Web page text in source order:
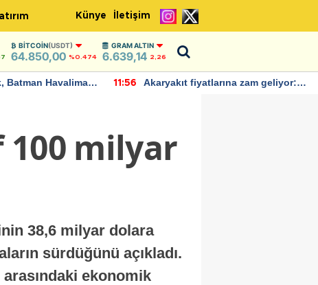
Künye İletişim
BITCOIN(USDT)
64.850,00 %0.474
GRAM ALTIN
6.639,14 2,26
Batman Havalimanı
11:56
Akaryakıt fiyatlarına zam geliyor:
milyar
38,6 milyar dolara
sürdüğünü açıkladı.
ekonomik